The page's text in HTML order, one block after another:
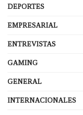
DEPORTES
EMPRESARIAL
ENTREVISTAS
GAMING
GENERAL
INTERNACIONALES